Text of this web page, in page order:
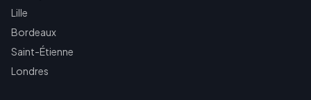
Lille
Bordeaux
Saint-Étienne
Londres